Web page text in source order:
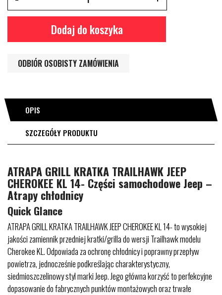
Dodaj do koszyka
ODBIÓR OSOBISTY ZAMÓWIENIA
OPIS
SZCZEGÓŁY PRODUKTU
ATRAPA GRILL KRATKA TRAILHAWK JEEP
CHEROKEE KL 14- Części samochodowe Jeep –
Atrapy chłodnicy
Quick Glance
ATRAPA GRILL KRATKA TRAILHAWK JEEP CHEROKEE KL 14- to wysokiej
jakości zamiennik przedniej kratki/grilla do wersji Trailhawk modelu
Cherokee KL. Odpowiada za ochronę chłodnicy i poprawny przepływ
powietrza, jednocześnie podkreślając charakterystyczny,
siedmioszczelinowy styl marki Jeep. Jego główna korzyść to perfekcyjne
dopasowanie do fabrycznych punktów montażowych oraz trwałe